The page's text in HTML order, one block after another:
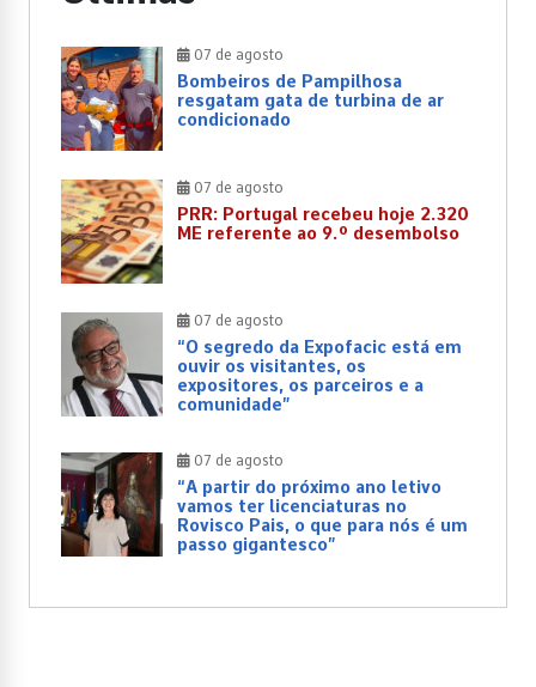
07 de agosto
Bombeiros de Pampilhosa
resgatam gata de turbina de ar
condicionado
07 de agosto
PRR: Portugal recebeu hoje 2.320
ME referente ao 9.º desembolso
07 de agosto
“O segredo da Expofacic está em
ouvir os visitantes, os
expositores, os parceiros e a
comunidade”
07 de agosto
“A partir do próximo ano letivo
vamos ter licenciaturas no
Rovisco Pais, o que para nós é um
passo gigantesco”